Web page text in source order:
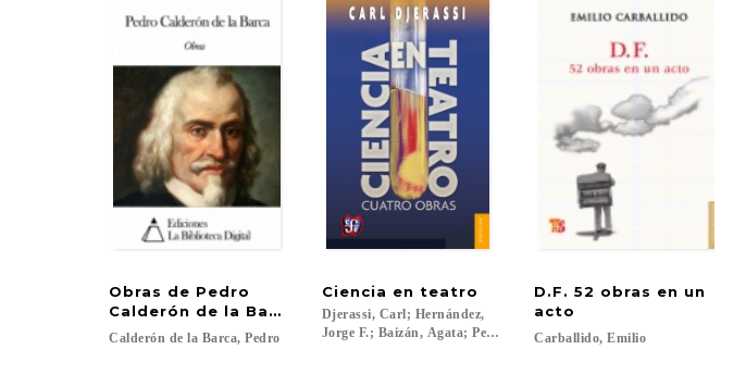
Obras de Pedro
Calderón de la Barca
Calderón de la Barca, Pedro
Ciencia en teatro
Djerassi, Carl; Hernández,
Jorge F.; Baizán, Agata; Peña, Dennis...
D.F. 52 obras en un
acto
Carballido, Emilio